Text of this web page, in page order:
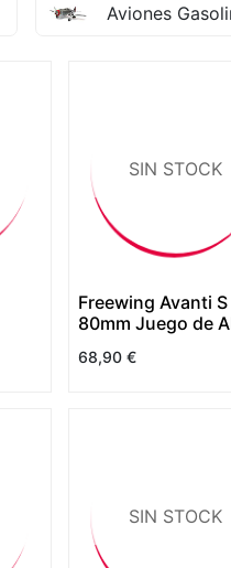
Aviones
SIN STOCK
Freewing Avanti S
80mm Juego de
68,90 €
SIN STOCK